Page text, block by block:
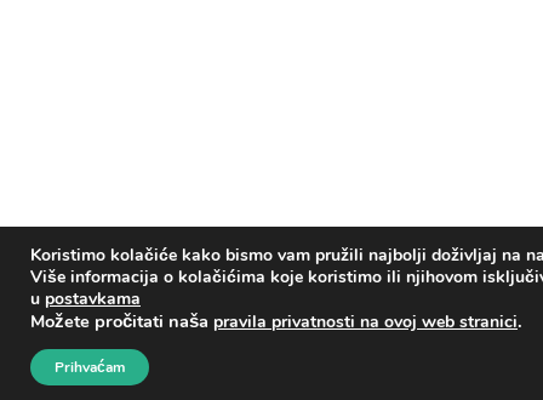
Koristimo kolačiće kako bismo vam pružili najbolji doživljaj na
Više informacija o kolačićima koje koristimo ili njihovom
u postavkama
Možete pročitati naša pravila privatnosti na ovoj web stranici.
Prihvaćam